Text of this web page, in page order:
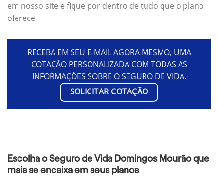
em nosso site e fique por dentro de tudo que o plano
oferece.
RECEBA EM SEU E-MAIL AGORA MESMO, UMA
COTAÇÃO PERSONALIZADA COM TODAS AS
INFORMAÇÕES SOBRE O SEGURO DE VIDA.
SOLICITAR COTAÇÃO
Escolha o Seguro de Vida Domingos Mourão que
mais se encaixa em seus planos